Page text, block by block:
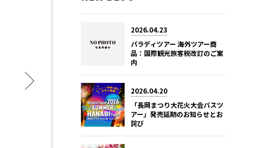
2026.04.23
パラディツアー 海外ツアー商
品：国際観光旅客税改訂のご案
内
2026.04.20
「長岡まつり大花火大会バスツ
アー」発売延期のお知らせとお
詫び